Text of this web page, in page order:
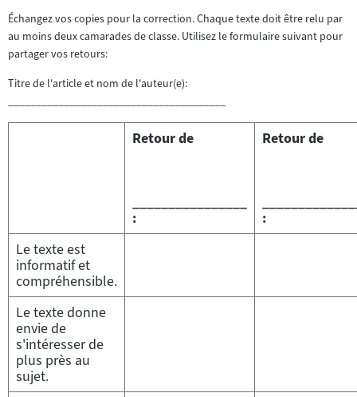
Échangez vos copies pour la correction. Chaque texte doit être relu par
au moins deux camarades de classe. Utilisez le formulaire suivant pour
partager vos retours:
Titre de l'article et nom de l'auteur(e):
Retour de
:
Retour de
:
Le texte est
informatif et
compréhensible.
Le texte donne
envie de
s'intéresser de
plus près au
sujet.